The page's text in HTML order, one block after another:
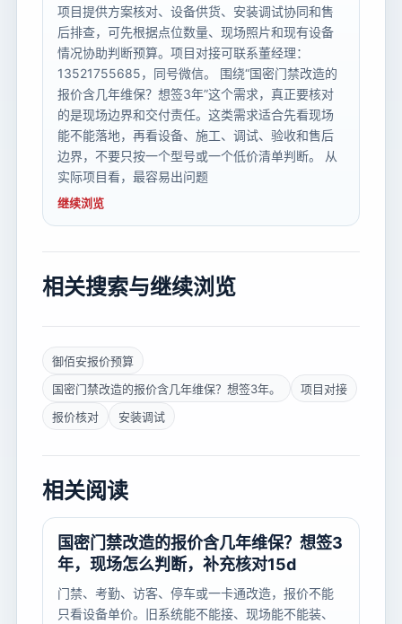
项目提供方案核对、设备供货、安装调试协同和售
后排查，可先根据点位数量、现场照片和现有设备
情况协助判断预算。项目对接可联系董经理：
13521755685，同号微信。 围绕“国密门禁改造的
报价含几年维保？想签3年”这个需求，真正要核对
的是现场边界和交付责任。这类需求适合先看现场
能不能落地，再看设备、施工、调试、验收和售后
边界，不要只按一个型号或一个低价清单判断。 从
实际项目看，最容易出问题
继续浏览
相关搜索与继续浏览
御佰安报价预算
国密门禁改造的报价含几年维保？想签3年。
项目对接
报价核对
安装调试
相关阅读
国密门禁改造的报价含几年维保？想签3
年，现场怎么判断，补充核对15d
门禁、考勤、访客、停车或一卡通改造，报价不能
只看设备单价。旧系统能不能接、现场能不能装、